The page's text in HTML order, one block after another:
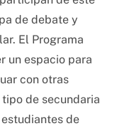
de debate y
El Programa
un espacio para
con otras
de secundaria
de